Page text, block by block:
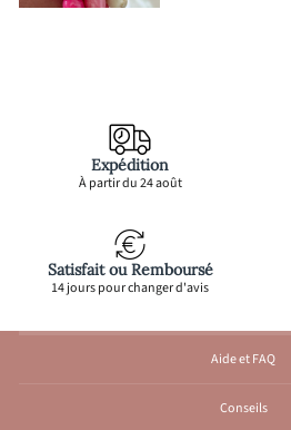
Expédition
À partir du 24 août
Satisfait ou Remboursé
14 jours pour changer d'avis
Aide et FAQ
Conseils